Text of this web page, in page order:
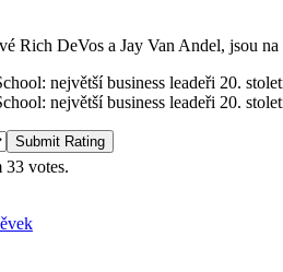
Rich DeVos a Jay Van Andel, jsou
Submit Rating
33 votes.